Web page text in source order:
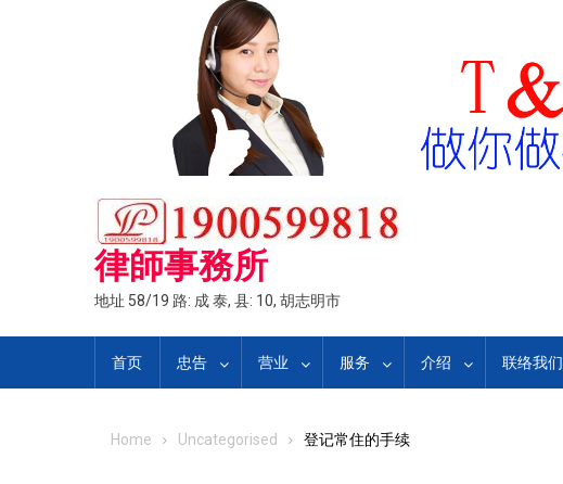
律師事務所
地址 58/19 路: 成 泰, 县: 10, 胡志明市
首页 忠告 营业 服务 介绍 联络我们
Home Uncategorised 登记常住的手续